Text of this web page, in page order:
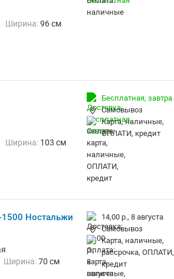
Ширина:96 см
Ширина: 103 см
Бесплатная, завтра
Самовывоз
карта, наличные,
ОПЛАТИ, кредит
1500 Ностальжи
Ширина:70 см
14,00 р., 8 августа
Самовывоз
карта, наличные,
рассрочка, ОПЛАТИ,
кредит